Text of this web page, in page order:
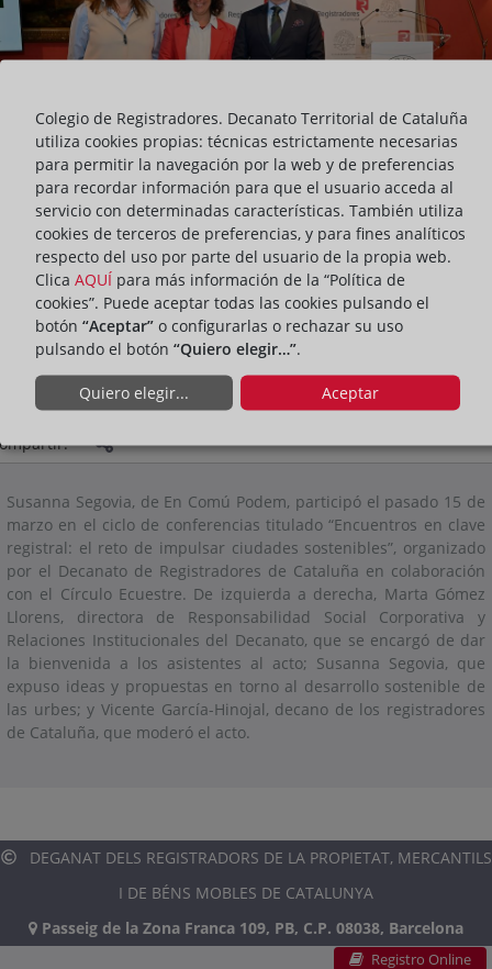
Susanna Segovia, de En Comú Podem, participó el pasado 15 de
marzo en el ciclo de conferencias titulado “Encuentros en clave
registral: el reto de impulsar ciudades sostenibles”, organizado
por el Decanato de Registradores de Cataluña en colaboración
con el Círculo Ecuestre. De izquierda a derecha, Marta Gómez
Llorens, directora de Responsabilidad Social Corporativa y
Relaciones Institucionales del Decanato, que se encargó de dar
la bienvenida a los asistentes al acto; Susanna Segovia, que
expuso ideas y propuestas en torno al desarrollo sostenible de
las urbes; y Vicente García-Hinojal, decano de los registradores
de Cataluña, que moderó el acto.
DEGANAT DELS REGISTRADORS DE LA PROPIETAT, MERCANTILS
I DE BÉNS MOBLES DE CATALUNYA
Passeig de la Zona Franca 109, PB, C.P. 08038, Barcelona
Registro Online
Colegio de Registradores. Decanato Territorial de Cataluña
utiliza cookies propias: técnicas estrictamente necesarias
para permitir la navegación por la web y de preferencias
para recordar información para que el usuario acceda al
servicio con determinadas características. También utiliza
cookies de terceros de preferencias, y para fines analíticos
respecto del uso por parte del usuario de la propia web.
Clica AQUÍ para más información de la “Política de
cookies”. Puede aceptar todas las cookies pulsando el
botón “Aceptar” o configurarlas o rechazar su uso
pulsando el botón “Quiero elegir…”.
Quiero elegir... Aceptar